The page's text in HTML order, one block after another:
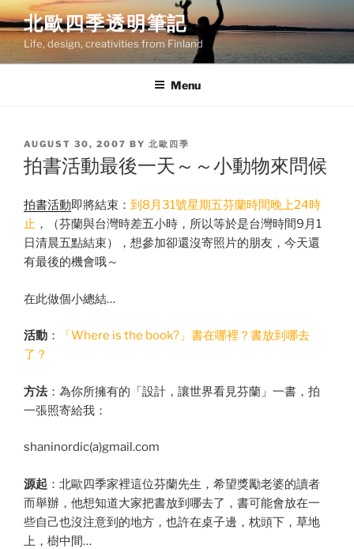
Skip
to
content
北歐四季透明筆記
Life, design, creativities from Finland
Menu
POSTED
ON
AUGUST 30, 2007 BY 北歐四季
拍書活動最後一天～～小動物來問候
拍書活動即將結束： 到8月31號星期五芬蘭時間晚上24時
止 ，（芬蘭與台灣時差五小時，所以等於是台灣時間9月1
日清晨五點結束），想參加卻還沒寄照片的朋友，今天還
有最後的機會哦～
在此做個小總結…
活動 ：
「Where is the book?」書在哪裡？書放到哪去
了？
方法：為你所擁有的「設計，讓世界看見芬蘭」一書，拍
一張照寄給我：
shaninordic(a)gmail.com
源起 ：北歐四季家裡這位芬蘭先生，希望獎勵老婆的讀者
而舉辦，他想知道大家把書放到哪去了，書可能會放在一
些自己也沒注意到的地方，也許在桌子邊，枕頭下，草地
上，樹中間…